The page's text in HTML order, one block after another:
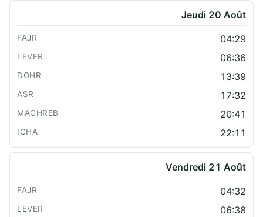
Jeudi 20 Août
04:29
06:36
13:39
17:32
20:41
22:11
Vendredi 21 Août
04:32
06:38